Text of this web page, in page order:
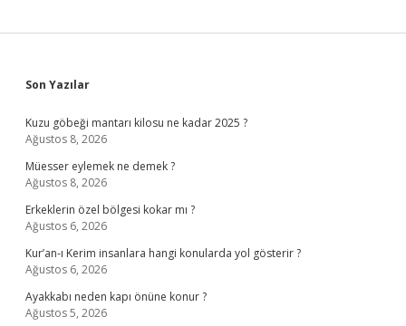
Sidebar
Son Yazılar
Kuzu göbeği mantarı kilosu ne kadar 2025 ?
Ağustos 8, 2026
Müesser eylemek ne demek ?
Ağustos 8, 2026
Erkeklerin özel bölgesi kokar mı ?
Ağustos 6, 2026
Kur’an-ı Kerim insanlara hangi konularda yol gösterir ?
Ağustos 6, 2026
Ayakkabı neden kapı önüne konur ?
Ağustos 5, 2026